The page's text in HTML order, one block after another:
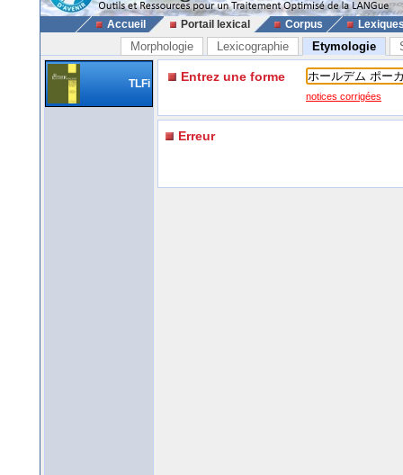
Accueil Portail lexical Corpus
Morphologie Lexicographie Etymologie
TLFi Entrez une forme
notices corrigées
Erreur